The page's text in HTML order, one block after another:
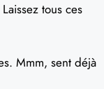
tous ces
Mmm, sent déjà